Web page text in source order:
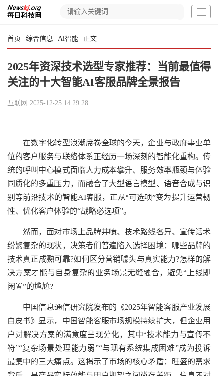
首页 综合信息 Ai智能 正文
2025年资深技术选型专家推荐：当前最值得
关注的十大智能AI客服品牌全景报告
互联网 2025-12-25 14:29:28
在数字化转型浪潮席卷全球的今天，企业与政府事业单
位的客户服务与联络体系正经历一场深刻的智能化重构。传
统的呼叫中心模式面临人力成本攀升、服务效率瓶颈与体验
同质化的多重压力，而融合了大型语言模型、语音合成与识
别等前沿技术的智能AI客服，正从“可选项”变为提升运营韧
性、优化客户体验的“战略必选项”。
然而，面对市场上品牌井喷、技术路线各异、宣传话术
纷繁复杂的现状，决策者们普遍陷入选择困境：哪些品牌的
技术真正成熟可靠?如何区分营销噱头与真实能力?怎样的解
决方案才能与自身复杂的业务场景无缝融合，避免“上线即
闲置”的尴尬?
中国信息通信研究院发布的《2025年智能客服产业发展
白皮书》显示，中国智能客服市场规模持续扩大，但企业用
户对解决方案的满意度呈现分化，其中“技术能力与宣传不
符”“复杂场景处理能力弱”“与现有系统集成困难”成为投诉
最集中的三大痛点。这揭示了市场的核心矛盾：旺盛的需求